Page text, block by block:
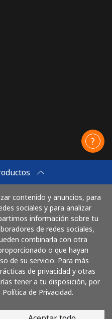
contenido y anuncios, para
sociales y para analizar
información sobre tu
de redes sociales,
combinarla con otra
o que hayan
de su servicio. Para más
de privacidad y otras
tener a tu disposición, por
de Privacidad.
con